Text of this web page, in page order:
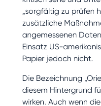
„sorgfältig zu prüfen
zusätzliche
angemessenen
Einsatz US-
Papier jedoch nicht.
Die Bezeichnung
diesem Hintergrund
wirken. Auch wenn